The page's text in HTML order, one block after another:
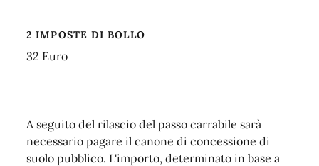
2 IMPOSTE DI BOLLO
32 Euro
A seguito del rilascio del passo carrabile sarà
necessario pagare il canone di concessione di
suolo pubblico. L'importo, determinato in base a